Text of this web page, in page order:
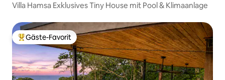
Villa Hamsa Exklusives Tiny House mit Pool & Klimaanlage
Beliebter Gäste-Favorit.
Gäste-Favorit